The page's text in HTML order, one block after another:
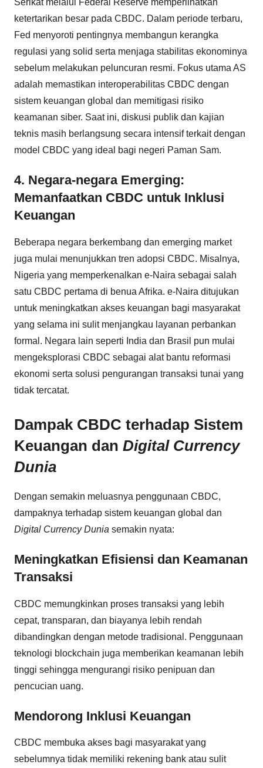
Serikat melalui Federal Reserve memperlihatkan
ketertarikan besar pada CBDC. Dalam periode terbaru,
Fed menyoroti pentingnya membangun kerangka
regulasi yang solid serta menjaga stabilitas ekonominya
sebelum melakukan peluncuran resmi. Fokus utama AS
adalah memastikan interoperabilitas CBDC dengan
sistem keuangan global dan memitigasi risiko
keamanan siber. Saat ini, diskusi publik dan kajian
teknis masih berlangsung secara intensif terkait dengan
model CBDC yang ideal bagi negeri Paman Sam.
4. Negara-negara Emerging:
Memanfaatkan CBDC untuk Inklusi
Keuangan
Beberapa negara berkembang dan emerging market
juga mulai menunjukkan tren adopsi CBDC. Misalnya,
Nigeria yang memperkenalkan e-Naira sebagai salah
satu CBDC pertama di benua Afrika. e-Naira ditujukan
untuk meningkatkan akses keuangan bagi masyarakat
yang selama ini sulit menjangkau layanan perbankan
formal. Negara lain seperti India dan Brasil pun mulai
mengeksplorasi CBDC sebagai alat bantu reformasi
ekonomi serta solusi pengurangan transaksi tunai yang
tidak tercatat.
Dampak CBDC terhadap Sistem
Keuangan dan Digital Currency
Dunia
Dengan semakin meluasnya penggunaan CBDC,
dampaknya terhadap sistem keuangan global dan
Digital Currency Dunia semakin nyata:
Meningkatkan Efisiensi dan Keamanan
Transaksi
CBDC memungkinkan proses transaksi yang lebih
cepat, transparan, dan biayanya lebih rendah
dibandingkan dengan metode tradisional. Penggunaan
teknologi blockchain juga memberikan keamanan lebih
tinggi sehingga mengurangi risiko penipuan dan
pencucian uang.
Mendorong Inklusi Keuangan
CBDC membuka akses bagi masyarakat yang
sebelumnya tidak memiliki rekening bank atau sulit